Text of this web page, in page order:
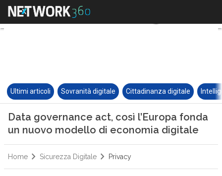
Ultimi articoli Sovranità digitale Cittadinanza digitale
Data governance act, così l’Europa fonda
un nuovo modello di economia digitale
Home Sicurezza Digitale Privacy